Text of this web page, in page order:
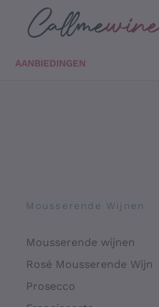
Ga direct naar de hoofdinhoud
AANBIEDINGEN
Mousserende Wijnen
Mousserende wijnen
Rosé Mousserende Wijn
Prosecco